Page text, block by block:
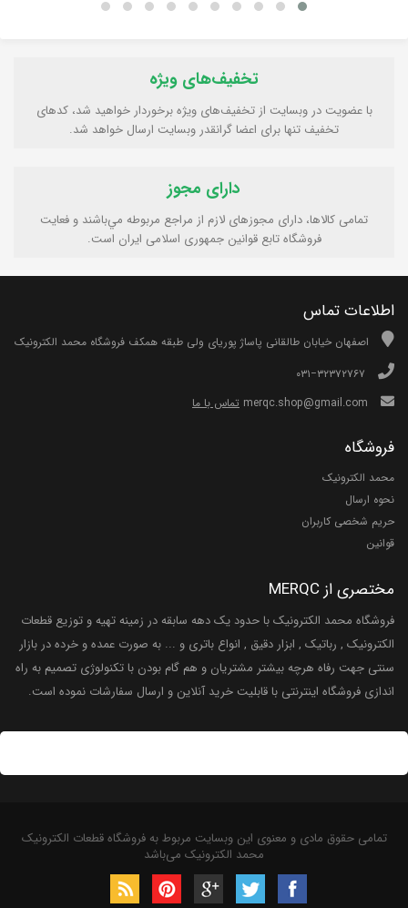
تخفیف‌های ویژه
با عضویت در وبسایت از تخفیف‌های ویژه برخوردار خواهید شد، کدهای
تخفیف تنها برای اعضا گرانقدر وبسایت ارسال خواهد شد.
دارای مجوز
تمامی كالاها، دارای مجوزهای لازم از مراجع مربوطه مي‌باشند و فعایت
فروشگاه تابع قوانين جمهوری اسلامی ايران است.
اطلاعات تماس
اصفهان خیابان طالقانی پاساژ پوریای ولی طبقه همکف فروشگاه محمد الکترونیک
تماس با ما
فروشگاه
محمد الکترونیک
نحوه ارسال
حریم شخصی کاربران
قوانین
مختصری از MERQC
فروشگاه محمد الکترونیک با حدود یک دهه سابقه در زمینه تهیه و توزیع قطعات
الکترونیک , رباتیک , ابزار دقیق , انواع باتری و ... به صورت عمده و خرده در بازار
سنتی جهت رفاه هرچه بیشتر مشتریان و هم گام بودن با تکنولوژی تصمیم به راه
اندازی فروشگاه اینترنتی با قابلیت خرید آنلاین و ارسال سفارشات نموده است.
تمامی حقوق مادی و معنوی این وبسایت مربوط به فروشگاه قطعات الکترونیک
محمد الکترونیک می‌باشد